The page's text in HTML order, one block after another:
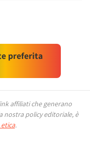
preferita
affiliati che generano
nostra policy editoriale, è
.